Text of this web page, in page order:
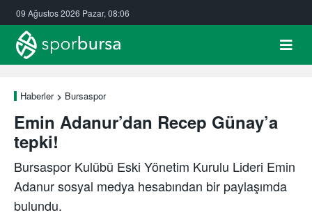
09 Ağustos 2026 Pazar, 08:06
Haberler Bursaspor
Emin Adanur’dan Recep Günay’a
tepki!
Bursaspor Kulübü Eski Yönetim Kurulu Lideri Emin
Adanur sosyal medya hesabından bir paylaşımda
bulundu.